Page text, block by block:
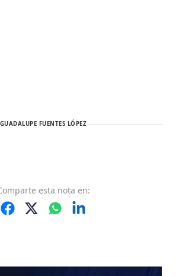
GUADALUPE FUENTES LÓPEZ
esta nota en: